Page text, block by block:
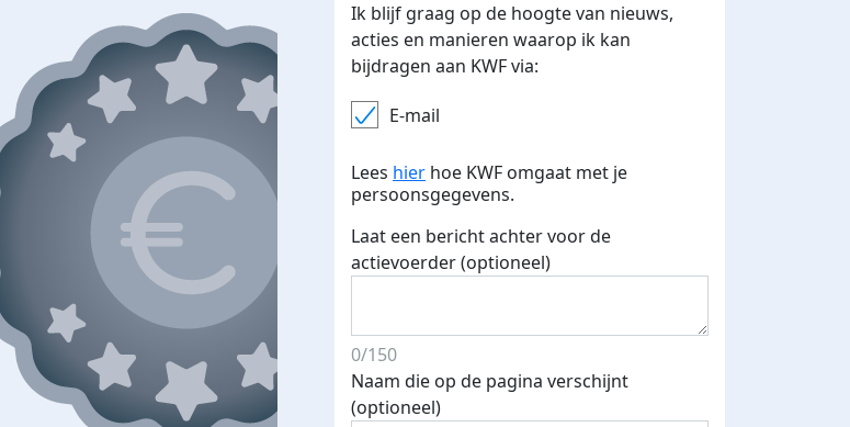
Ik blijf graag op de hoogte van nieuws,
acties en manieren waarop ik kan
bijdragen aan KWF via:
E-mail
Lees hier hoe KWF omgaat met je
persoonsgegevens.
Laat een bericht achter voor de
actievoerder (optioneel)
0/150
Naam die op de pagina verschijnt
(optioneel)